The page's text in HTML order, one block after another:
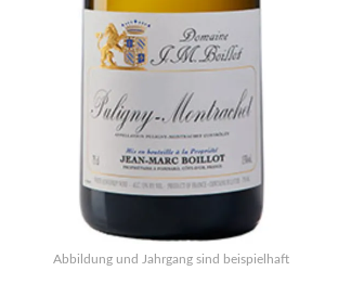
Abbildung und Jahrgang sind beispielhaft